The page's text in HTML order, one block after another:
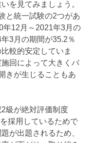
を見てみましょう。
と統一試験の2つがあ
年12月～2021年3月の
3月の期間が35.2％
較的安定していま
回によって大きくバ
きが生じることもあ
級が絶対評価制度
採用しているためで
が出題されるため、